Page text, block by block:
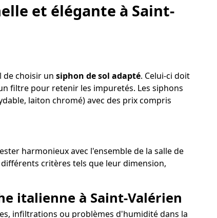
et élégante à Saint-
de choisir un siphon de sol adapté. Celui-ci doit
filtre pour retenir les impuretés. Les siphons
laiton chromé) avec des prix compris
harmonieux avec l'ensemble de la salle de
critères tels que leur dimension,
italienne à Saint-Valérien
infiltrations ou problèmes d'humidité dans la